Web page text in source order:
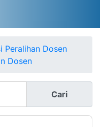
Peralihan Dosen
Dosen
Cari